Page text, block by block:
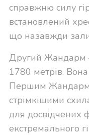
справжню силу
встановлений
що назавжди
Другий Жандарм
1780 метрів.
Першим
стрімкішими
для досвідчених
екстремального